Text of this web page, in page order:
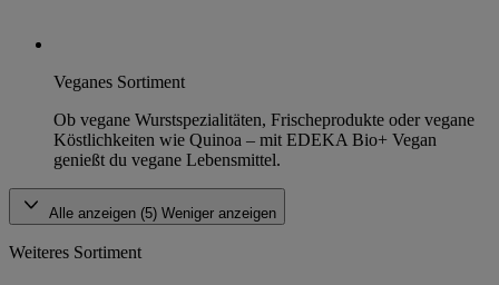
Veganes Sortiment
Ob vegane Wurstspezialitäten, Frischeprodukte oder vegane
Köstlichkeiten wie Quinoa – mit EDEKA Bio+ Vegan
genießt du vegane Lebensmittel.
Alle anzeigen (5) Weniger anzeigen
Weiteres Sortiment